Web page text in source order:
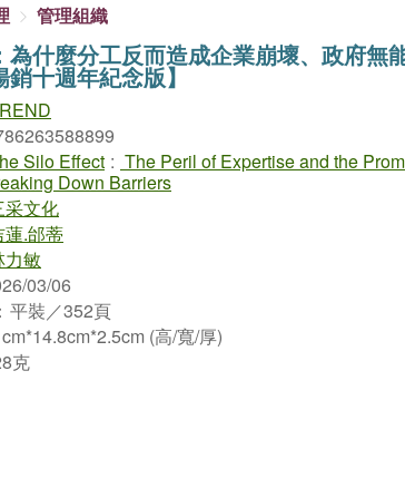
管理組織
為什麼分工反而造成企業崩壞、政府無
銷十週年紀念版】
Silo Effect : The Peril of Expertise and the
Down Barriers
采文化
蓮.邰蒂
力敏
03/06
： 平裝／352頁
(高/寬/厚)
克